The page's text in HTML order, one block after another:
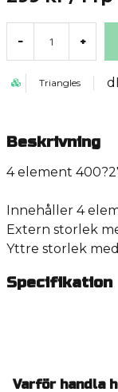
- +
Triangles
Beskrivning
4 element
Innehåller 4
Extern storlek
Yttre storlek
Specifikation
Varför handla